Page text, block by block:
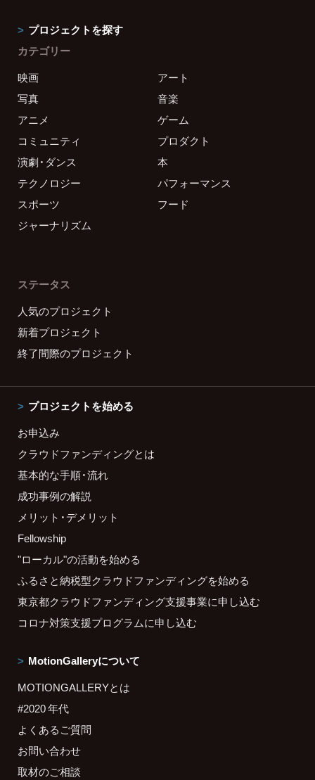
プロジェクトを探す
カテゴリー
映画
アート
写真
音楽
アニメ
ゲーム
コミュニティ
プロダクト
演劇・ダンス
本
テクノロジー
パフォーマンス
スポーツ
フード
ジャーナリズム
ステータス
人気のプロジェクト
新着プロジェクト
終了間際のプロジェクト
プロジェクトを始める
お申込み
クラウドファンディングとは
基本的な手順・流れ
成功事例の解説
メリット・デメリット
Fellowship
"ローカル"の活動を始める
ふるさと納税型クラウドファンディングを始める
東京都クラウドファンディング支援事業に申し込む
コロナ対策支援プログラムに申し込む
MotionGalleryについて
MOTIONGALLERYとは
#2020 年代
よくあるご質問
お問い合わせ
取材のご相談